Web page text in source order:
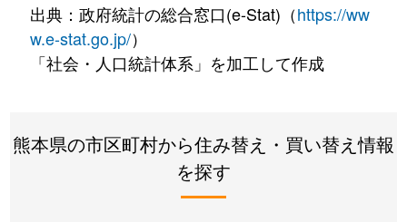
出典：政府統計の総合窓口(e-Stat)（https://ww
w.e-stat.go.jp/）
「社会・人口統計体系」を加工して作成
熊本県の市区町村から住み替え・買い替え情報
を探す